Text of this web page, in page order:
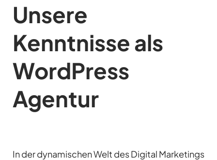
Unsere
Kenntnisse als
WordPress
Agentur
In der dynamischen Welt des Digital Marketings